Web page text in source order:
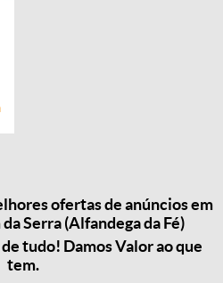
ofertas de anúncios em
Serra (Alfandega da Fé)
tudo! Damos Valor ao que
tem.